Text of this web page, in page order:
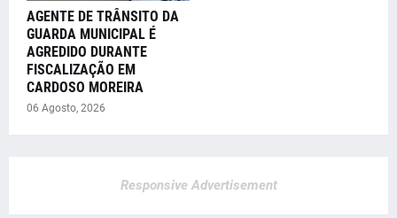
AGENTE DE TRÂNSITO DA
GUARDA MUNICIPAL É
AGREDIDO DURANTE
FISCALIZAÇÃO EM
CARDOSO MOREIRA
06 Agosto, 2026
Responsive Advertisement